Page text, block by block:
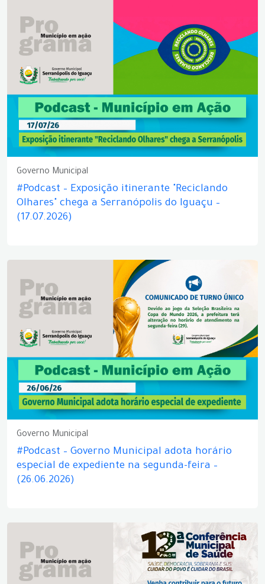
Governo Municipal
#Podcast – Exposição itinerante "Reciclando
Olhares" chega a Serranópolis do Iguaçu –
(17.07.2026)
Governo Municipal
#Podcast – Governo Municipal adota horário
especial de expediente na segunda-feira –
(26.06.2026)